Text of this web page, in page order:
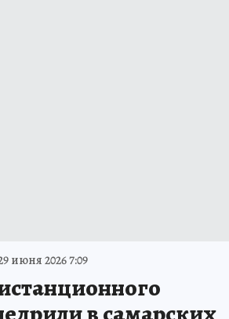
июня 2026 7:09